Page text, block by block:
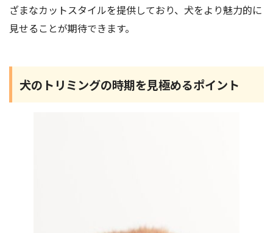
ざまなカットスタイルを提供しており、犬をより魅力的に
見せることが期待できます。
犬のトリミングの時期を見極めるポイント